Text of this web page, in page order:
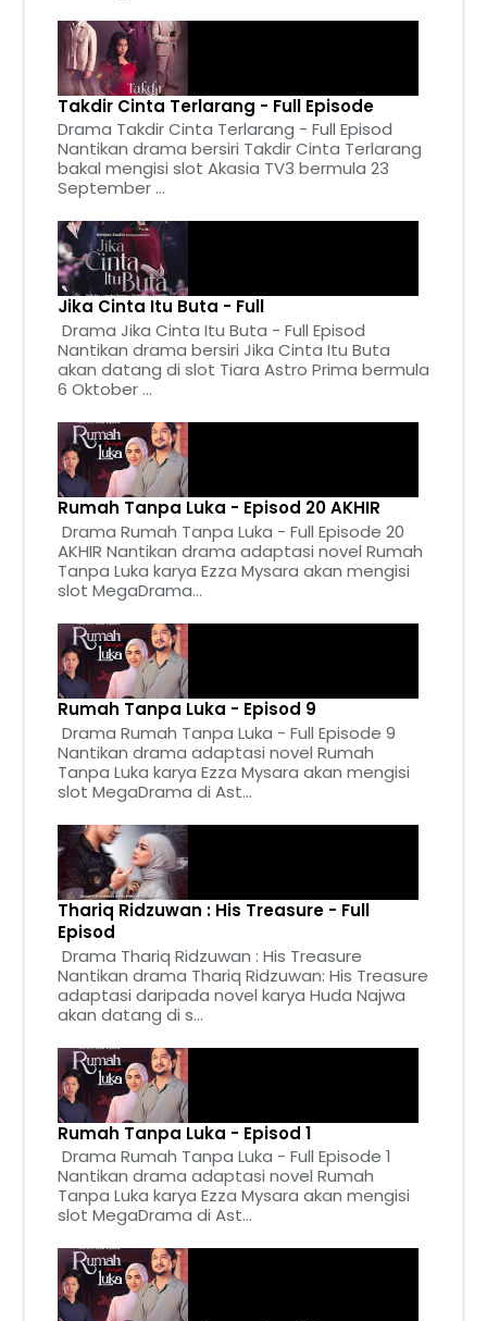
Takdir Cinta Terlarang - Full Episode
Drama Takdir Cinta Terlarang - Full Episod
Nantikan drama bersiri Takdir Cinta Terlarang
bakal mengisi slot Akasia TV3 bermula 23
September ...
Jika Cinta Itu Buta - Full
Drama Jika Cinta Itu Buta - Full Episod
Nantikan drama bersiri Jika Cinta Itu Buta
akan datang di slot Tiara Astro Prima bermula
6 Oktober ...
Rumah Tanpa Luka - Episod 20 AKHIR
Drama Rumah Tanpa Luka - Full Episode 20
AKHIR Nantikan drama adaptasi novel Rumah
Tanpa Luka karya Ezza Mysara akan mengisi
slot MegaDrama...
Rumah Tanpa Luka - Episod 9
Drama Rumah Tanpa Luka - Full Episode 9
Nantikan drama adaptasi novel Rumah
Tanpa Luka karya Ezza Mysara akan mengisi
slot MegaDrama di Ast...
Thariq Ridzuwan : His Treasure - Full
Episod
Drama Thariq Ridzuwan : His Treasure
Nantikan drama Thariq Ridzuwan: His Treasure
adaptasi daripada novel karya Huda Najwa
akan datang di s...
Rumah Tanpa Luka - Episod 1
Drama Rumah Tanpa Luka - Full Episode 1
Nantikan drama adaptasi novel Rumah
Tanpa Luka karya Ezza Mysara akan mengisi
slot MegaDrama di Ast...